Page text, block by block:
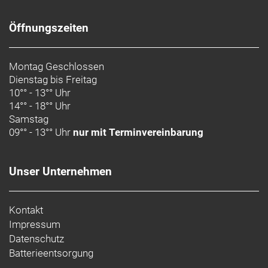
Geschlecht: Uni
Akku, interne Zugführung, Aluminiumumlenkhebel,
34,9 mm Sitzrohrdurchmesser, Aufnahme für obere
Kettenführung, 55 mm Kettenlinie, Mino Link, ABP,
Boost148, UDH, 140 mm Federweg
Rahmengröße: XL
Gangschaltung: SRAM XX Eagle AXS, T-Type
Anzahl Gänge: 1
Schalthebel: SRAM AXS POD
Öffnungszeiten
Montag Geschlossen
Dienstag bis Freitag
10°° - 13°° Uhr
14°° - 18°° Uhr
Samstag
09°° - 13°° Uhr nur mit Terminvereinbarung
Unser Unternehmen
Kontakt
Impressum
Datenschutz
Batterieentsorgung